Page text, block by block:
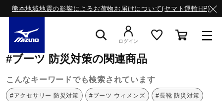
熊本地域地震の影響によるお荷物お届けについて(ヤマト運輸HP)
ログイン
ミズノ公式オンライン
#ブーツ 防災対策の関連商品
こんなキーワードでも検索されています
#アクセサリー 防災対策 #ブーツ ウィメンズ #長靴 防災対策